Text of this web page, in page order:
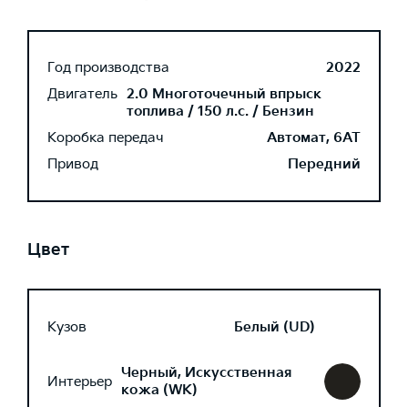
Год производства
2022
Двигатель 2.0 Многоточечный впрыск
топлива / 150 л.с. / Бензин
Коробка передач
Автомат, 6AT
Привод
Передний
Цвет
Кузов Белый (UD)
Интерьер Черный, Искусственная
кожа (WK)